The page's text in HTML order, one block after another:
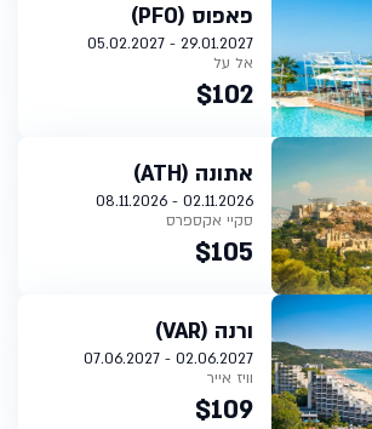
פאפוס (PFO)
29.01.2027 - 05.02.2027
אל על
$102
אתונה (ATH)
02.11.2026 - 08.11.2026
סקיי אקספרס
$105
ורנה (VAR)
02.06.2027 - 07.06.2027
וויז אייר
$109